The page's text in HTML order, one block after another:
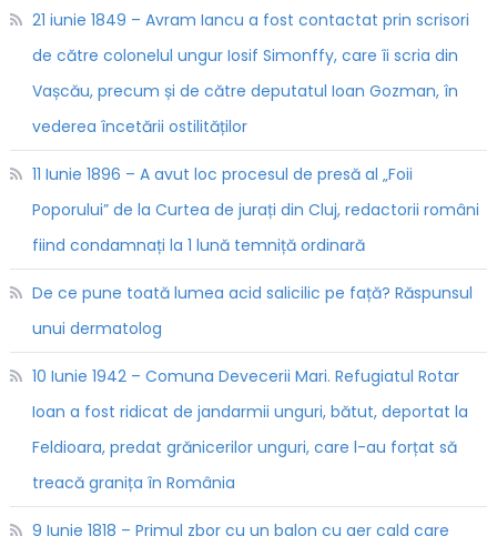
21 iunie 1849 – Avram Iancu a fost contactat prin scrisori
de către colonelul ungur Iosif Simonffy, care îi scria din
Vașcău, precum și de către deputatul Ioan Gozman, în
vederea încetării ostilităților
11 Iunie 1896 – A avut loc procesul de presă al „Foii
Poporului” de la Curtea de jurați din Cluj, redactorii români
fiind condamnați la 1 lună temniță ordinară
De ce pune toată lumea acid salicilic pe față? Răspunsul
unui dermatolog
10 Iunie 1942 – Comuna Devecerii Mari. Refugiatul Rotar
Ioan a fost ridicat de jandarmii unguri, bătut, deportat la
Feldioara, predat grănicerilor unguri, care l-au forțat să
treacă granița în România
9 Iunie 1818 – Primul zbor cu un balon cu aer cald care